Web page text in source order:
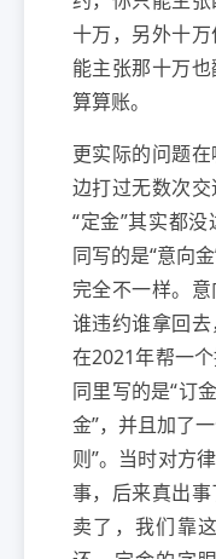
十万，另外十
能主张那十万
算算账。
更实际的问题
边打过无数次
“定金”其实都
同写的是“意向
完全不一样。意
谁违约谁拿回
在2021年帮一
同里写的是“订
金”，并且加了
则”。当时对方
事，后来真出
卖了，我们靠